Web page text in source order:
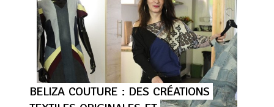
BELIZA COUTURE : DES CRÉATIONS